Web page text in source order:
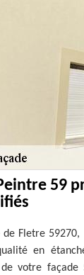
59
de Fletre
en
de votre